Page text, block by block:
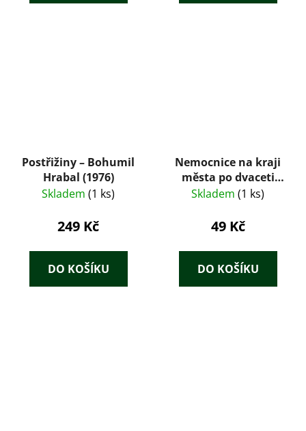
Postřižiny – Bohumil
Hrabal (1976)
Skladem (1 ks)
249 Kč
DO KOŠÍKU
Nemocnice na kraji
města po dvaceti
letech : televizní
stejnojmenného
Skladem (1 ks)
49 Kč
DO KOŠÍKU